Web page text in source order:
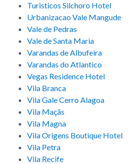
Turisticos Silchoro Hotel
Urbanizacao Vale Mangude
Vale de Pedras
Vale de Santa Maria
Varandas de Albufeira
Varandas do Atlantico
Vegas Residence Hotel
Vila Branca
Vila Gale Cerro Alagoa
Vila Maçãs
Vila Magna
Vila Origens Boutique Hotel
Vila Petra
Vila Recife